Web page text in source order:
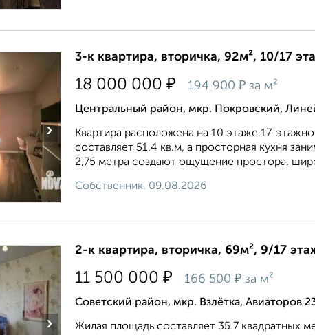
›
3-к квартира, вторичка, 92м², 10/17
18 000 000 ₽ 194 900 ₽ за м²
Центральный район, мкр. Покровский,
Квартира расположена на 10 этаже 17-
составляет 51,4 кв.м, а просторная кухня
2,75 метра создают ощущение простора,
Собственник, 09.08.2026
›
2-к квартира, вторичка, 69м², 9/17
11 500 000 ₽ 166 500 ₽ за м²
Советский район, мкр. Взлётка, Авиаторов
Жилая площадь составляет 35.7 квадратных